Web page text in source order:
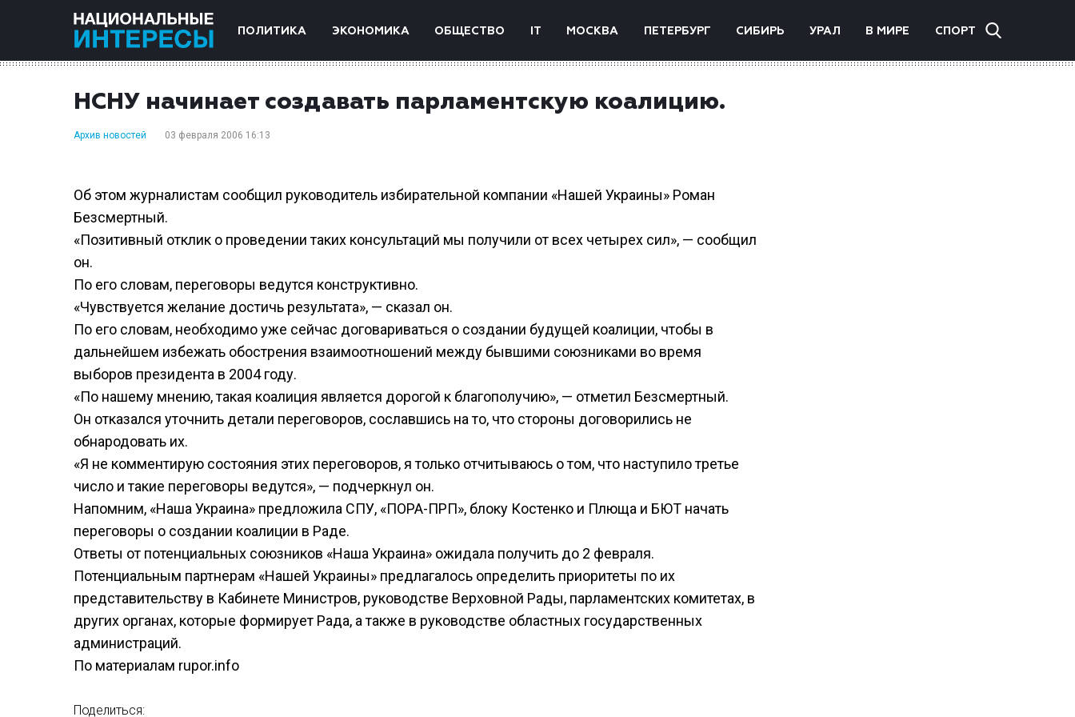
ПОЛИТИКА ЭКОНОМИКА ОБЩЕСТВО IT МОСКВА ПЕТЕРБУРГ СИБИРЬ УРАЛ В МИРЕ СПОРТ
НСНУ начинает создавать парламентскую коалицию.
Архив новостей 03 февраля 2006 16:13
Об этом журналистам сообщил руководитель избирательной компании «Нашей Украины» Роман
Безсмертный.
«Позитивный отклик о проведении таких консультаций мы получили от всех четырех сил», — сообщил
он.
По его словам, переговоры ведутся конструктивно.
«Чувствуется желание достичь результата», — сказал он.
По его словам, необходимо уже сейчас договариваться о создании будущей коалиции, чтобы в
дальнейшем избежать обострения взаимоотношений между бывшими союзниками во время
выборов президента в 2004 году.
«По нашему мнению, такая коалиция является дорогой к благополучию», — отметил Безсмертный.
Он отказался уточнить детали переговоров, сославшись на то, что стороны договорились не
обнародовать их.
«Я не комментирую состояния этих переговоров, я только отчитываюсь о том, что наступило третье
число и такие переговоры ведутся», — подчеркнул он.
Напомним, «Наша Украина» предложила СПУ, «ПОРА-ПРП», блоку Костенко и Плюща и БЮТ начать
переговоры о создании коалиции в Раде.
Ответы от потенциальных союзников «Наша Украина» ожидала получить до 2 февраля.
Потенциальным партнерам «Нашей Украины» предлагалось определить приоритеты по их
представительству в Кабинете Министров, руководстве Верховной Рады, парламентских комитетах, в
других органах, которые формирует Рада, а также в руководстве областных государственных
администраций.
По материалам rupor.info
Поделиться: